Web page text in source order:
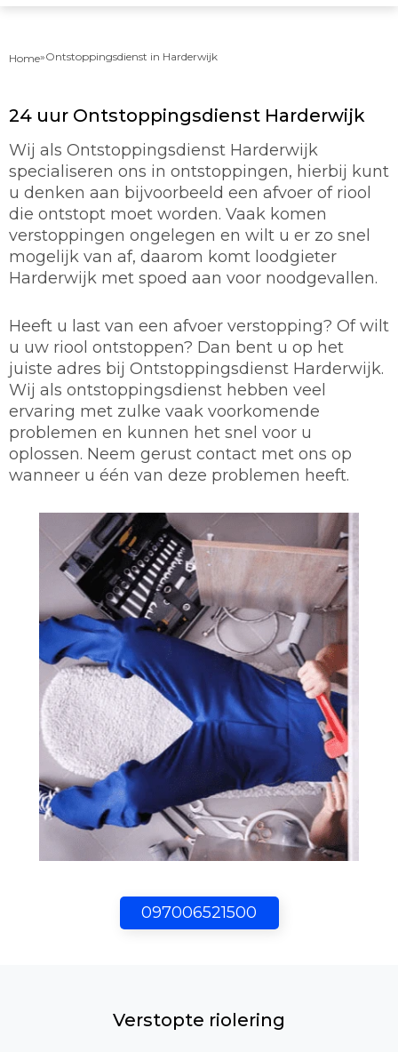
Home»Ontstoppingsdienst in Harderwijk
097006521500
24 uur Ontstoppingsdienst Harderwijk
Wij als Ontstoppingsdienst Harderwijk
specialiseren ons in ontstoppingen, hierbij kunt
u denken aan bijvoorbeeld een afvoer of riool
die ontstopt moet worden. Vaak komen
verstoppingen ongelegen en wilt u er zo snel
mogelijk van af, daarom komt loodgieter
Harderwijk met spoed aan voor noodgevallen.
Heeft u last van een afvoer verstopping? Of wilt
u uw riool ontstoppen? Dan bent u op het
juiste adres bij Ontstoppingsdienst Harderwijk.
Wij als ontstoppingsdienst hebben veel
ervaring met zulke vaak voorkomende
problemen en kunnen het snel voor u
oplossen. Neem gerust contact met ons op
wanneer u één van deze problemen heeft.
Verstopte riolering